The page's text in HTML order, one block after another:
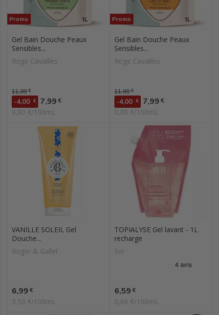
Promo
Gel Bain Douche Peaux
Sensibles...
Roge Cavailles
Prix de base
11,99 €
-4,00 € Prix
7,99 €
0,80 €/100mL
Promo
Gel Bain Douche Peaux
Sensibles...
Roge Cavailles
Prix de base
11,99 €
-4,00 € Prix
7,99 €
0,80 €/100mL
VANILLE SOLEIL Gel
Douche...
Roger & Gallet
Prix
6,99 €
3,50 €/100mL
TOPIALYSE Gel lavant - 1L
recharge
Svr
Prix
6,59 €
0,66 €/100mL